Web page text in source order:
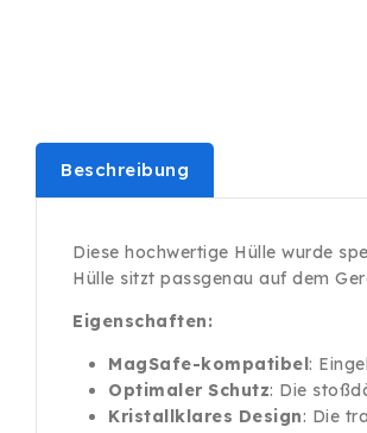
Beschreibung
Diese hochwertige Hülle wurde
Hülle sitzt passgenau auf dem
Eigenschaften:
MagSafe-kompatibel:
Optimaler Schutz: Die
Kristallklares Design: Die